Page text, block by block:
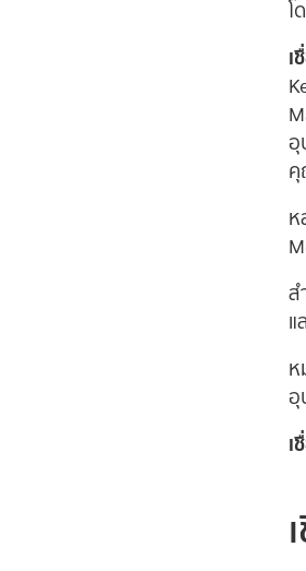
โ
เ
อุ
คุ
ห
ส
แ
ห
อุ
เ